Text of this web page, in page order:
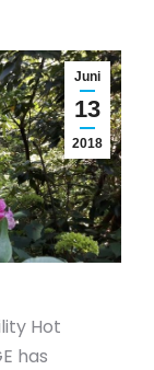
Juni
13
2018
Hot
has